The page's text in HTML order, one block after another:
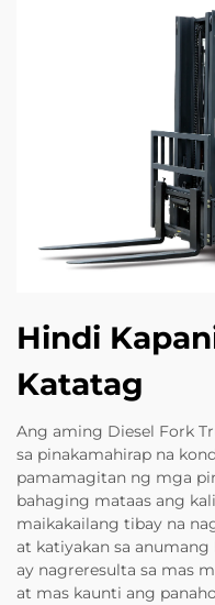
Hindi
Katatag
Ang aming Diesel Fork
sa pinakamahirap na
pamamagitan ng mga
bahaging mataas ang
maikakailang tibay na
at katiyakan sa
ay nagreresulta sa mas
at mas kaunti ang